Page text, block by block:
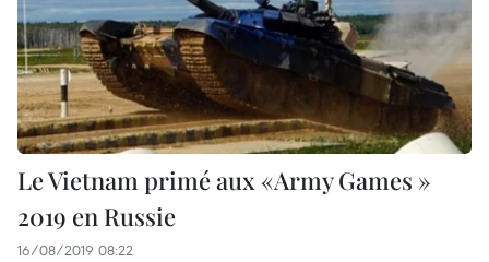
Le Vietnam primé aux «Army Games »
2019 en Russie
16/08/2019 08:22